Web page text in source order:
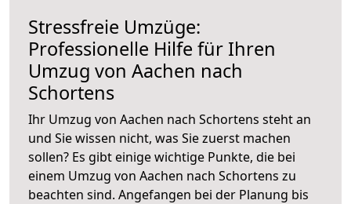
Stressfreie Umzüge:
Professionelle Hilfe für Ihren
Umzug von Aachen nach
Schortens
Ihr Umzug von Aachen nach Schortens steht an
und Sie wissen nicht, was Sie zuerst machen
sollen? Es gibt einige wichtige Punkte, die bei
einem Umzug von Aachen nach Schortens zu
beachten sind. Angefangen bei der Planung bis